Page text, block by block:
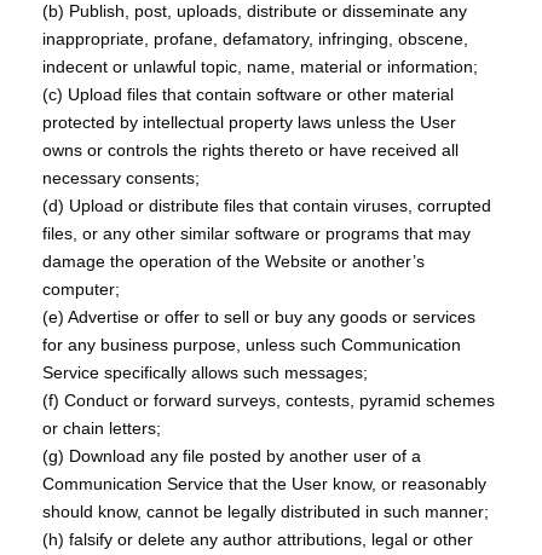
(b) Publish, post, uploads, distribute or disseminate any
inappropriate, profane, defamatory, infringing, obscene,
indecent or unlawful topic, name, material or information;
(c) Upload files that contain software or other material
protected by intellectual property laws unless the User
owns or controls the rights thereto or have received all
necessary consents;
(d) Upload or distribute files that contain viruses, corrupted
files, or any other similar software or programs that may
damage the operation of the Website or another’s
computer;
(e) Advertise or offer to sell or buy any goods or services
for any business purpose, unless such Communication
Service specifically allows such messages;
(f) Conduct or forward surveys, contests, pyramid schemes
or chain letters;
(g) Download any file posted by another user of a
Communication Service that the User know, or reasonably
should know, cannot be legally distributed in such manner;
(h) falsify or delete any author attributions, legal or other